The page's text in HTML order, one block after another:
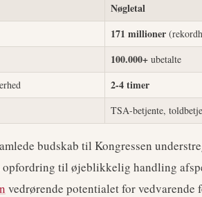
Nøgletal
171 millioner
100.000+ ubetalte
2-4 timer
TSA-betjente,
budskab til Kongressen
opfordring til øjeblikkelig handling
vedrørende potentialet for vedvarende